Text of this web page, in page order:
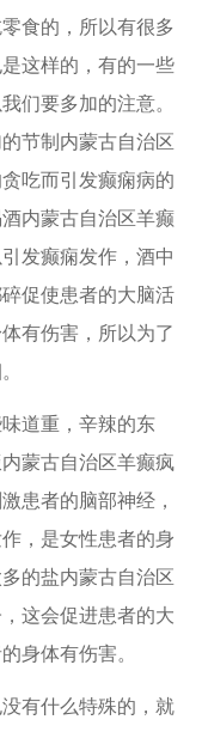
食的，所以有很多
这样的，有的一些
们要多加的注意。
节制内蒙古自治区
吃而引发癫痫病的
内蒙古自治区羊癫
发癫痫发作，酒中
促使患者的大脑活
有伤害，所以为了
道重，辛辣的东
蒙古自治区羊癫疯
患者的脑部神经，
，是女性患者的身
的盐内蒙古自治区
这会促进患者的大
身体有伤害。
有什么特殊的，就